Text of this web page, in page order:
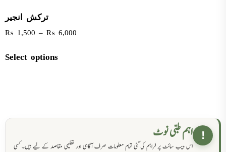
ترکش انجیر
₨ 1,500 – ₨ 6,000
Select options
! اہم طبی نوٹ
اس ویب سائٹ پر فراہم کی گئی تمام معلومات صرف آگاہی اور تعلیمی مقاصد کے لیے ہیں۔ کسی